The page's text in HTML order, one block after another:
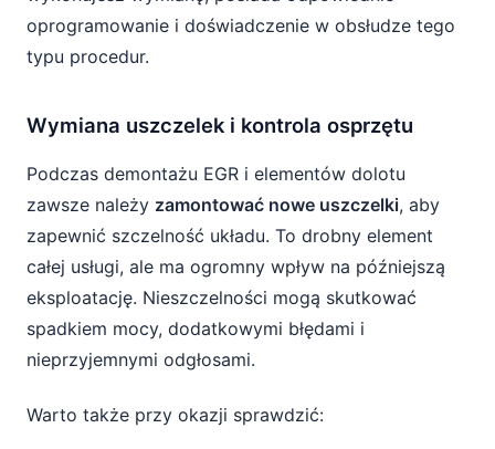
oprogramowanie i doświadczenie w obsłudze tego
typu procedur.
Wymiana uszczelek i kontrola osprzętu
Podczas demontażu EGR i elementów dolotu
zawsze należy zamontować nowe uszczelki, aby
zapewnić szczelność układu. To drobny element
całej usługi, ale ma ogromny wpływ na późniejszą
eksploatację. Nieszczelności mogą skutkować
spadkiem mocy, dodatkowymi błędami i
nieprzyjemnymi odgłosami.
Warto także przy okazji sprawdzić: